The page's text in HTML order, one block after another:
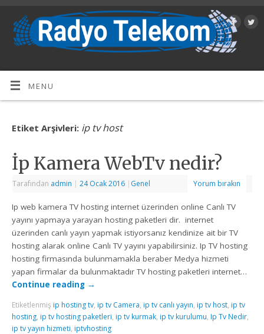
MENU
Etiket Arşivleri: ip tv host
İp Kamera WebTv nedir?
Tarafından admin | 24 Ocak 2016 | Genel Yorum bırakın
Ip web kamera TV hosting internet üzerinden online Canlı TV
yayını yapmaya yarayan hosting paketleri dir. internet
üzerinden canlı yayın yapmak istiyorsanız kendinize ait bir TV
hosting alarak online Canlı TV yayını yapabilirsiniz. Ip TV hosting
hosting firmasında bulunmamakla beraber Medya hizmeti
yapan firmalar da bulunmaktadır TV hosting paketleri internet…
Continue reading →
Etiketlenmiş ip hosting tv, ip tv Camera, ip tv canlı yayın, ip tv host, ip tv
hosting, ip tv hosting paketleri, ip tv kurmak, ip tv kurulumu, Ip Tv Nedir,
ip tv yayın hizmeti, iptvhosting